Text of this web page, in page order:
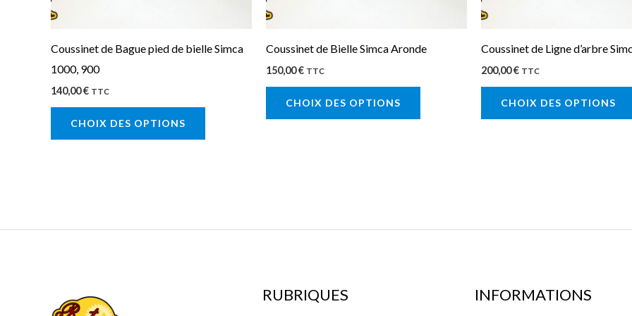
Coussinet de Bague pied de bielle Simca
1000, 900
140,00€ TTC
CHOIX DES OPTIONS
sur
Coussinet de Bielle Simca Aronde
150,00€ TTC
CHOIX DES OPTIONS
sur
Coussinet de Ligne d’arbre
200,00€ TTC
CHOIX DES OPTIONS
RUBRIQUES INFORMATIONS